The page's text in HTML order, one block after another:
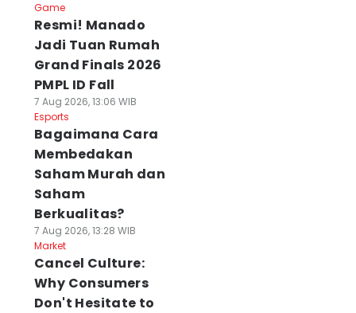
Game
Resmi! Manado
Jadi Tuan Rumah
Grand Finals 2026
PMPL ID Fall
7 Aug 2026, 13:06 WIB
Esports
Bagaimana Cara
Membedakan
Saham Murah dan
Saham
Berkualitas?
7 Aug 2026, 13:28 WIB
Market
Cancel Culture:
Why Consumers
Don't Hesitate to